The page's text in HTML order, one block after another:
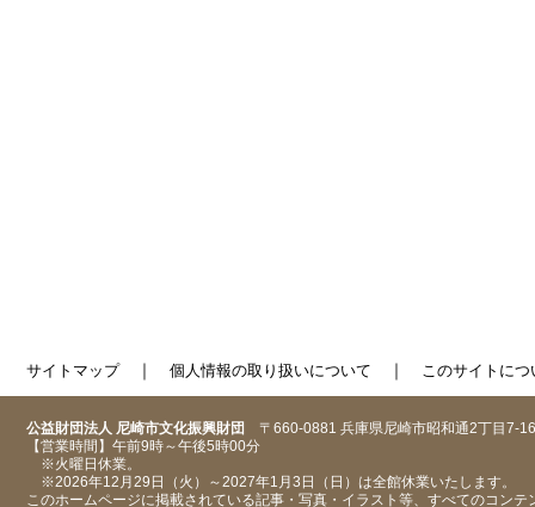
サイトマップ｜ 個人情報の取り扱いについて ｜ このサイトにつ
公益財団法人 尼崎市文化振興財団 〒660-0881 兵庫県尼崎市昭和通2丁目7-16
【営業時間】午前9時～午後5時00分
※火曜日休業。
※2026年12月29日（火）～2027年1月3日（日）は全館休業いたします。
このホームページに掲載されている記事・写真・イラスト等、すべてのコン